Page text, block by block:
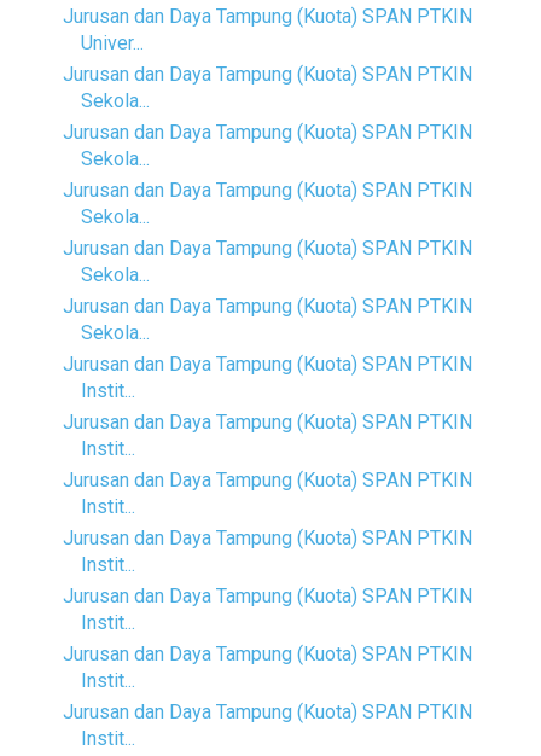
Jurusan dan Daya Tampung (Kuota) SPAN PTKIN
Univer...
Jurusan dan Daya Tampung (Kuota) SPAN PTKIN
Sekola...
Jurusan dan Daya Tampung (Kuota) SPAN PTKIN
Sekola...
Jurusan dan Daya Tampung (Kuota) SPAN PTKIN
Sekola...
Jurusan dan Daya Tampung (Kuota) SPAN PTKIN
Sekola...
Jurusan dan Daya Tampung (Kuota) SPAN PTKIN
Sekola...
Jurusan dan Daya Tampung (Kuota) SPAN PTKIN
Instit...
Jurusan dan Daya Tampung (Kuota) SPAN PTKIN
Instit...
Jurusan dan Daya Tampung (Kuota) SPAN PTKIN
Instit...
Jurusan dan Daya Tampung (Kuota) SPAN PTKIN
Instit...
Jurusan dan Daya Tampung (Kuota) SPAN PTKIN
Instit...
Jurusan dan Daya Tampung (Kuota) SPAN PTKIN
Instit...
Jurusan dan Daya Tampung (Kuota) SPAN PTKIN
Instit...